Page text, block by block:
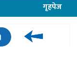
गृहपेज